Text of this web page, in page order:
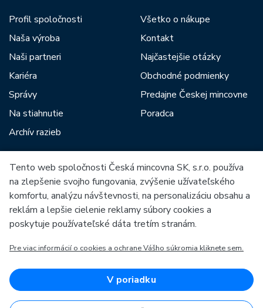
Profil spoločnosti
Naša výroba
Naši partneri
Kariéra
Správy
Na stiahnutie
Archív razieb
Všetko o nákupe
Kontakt
Najčastejšie otázky
Obchodné podmienky
Predajne Českej mincovne
Poradca
Medzi našich partnerov patria:
Európska únia
OP Podnikanie a inovácie pre konkurencieschopnosť
Európsky fond pre regionálny rozvoj
Tento web spoločnosti Česká mincovna SK, s.r.o. používa
na zlepšenie svojho fungovania, zvýšenie užívateľského
komfortu, analýzu návštevnosti, na personalizáciu obsahu a
reklám a lepšie cielenie reklamy súbory cookies a
poskytuje používateľské dáta tretím stranám.
Pre viac informácií o cookies a ochrane Vášho súkromia kliknete sem.
V poriadku